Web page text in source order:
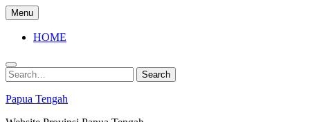
Skip
to
content
Menu
HOME
Search
for:
Search
Papua Tengah